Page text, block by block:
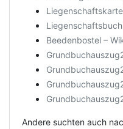
Beedenbostel –
Andere suchten auch